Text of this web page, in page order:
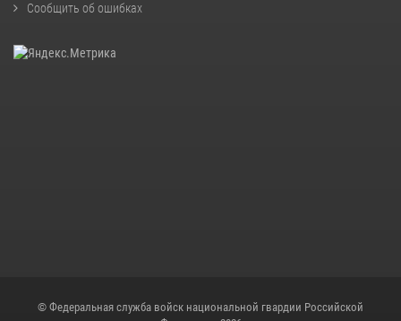
Сообщить об ошибках
© Федеральная служба войск национальной гвардии Российской